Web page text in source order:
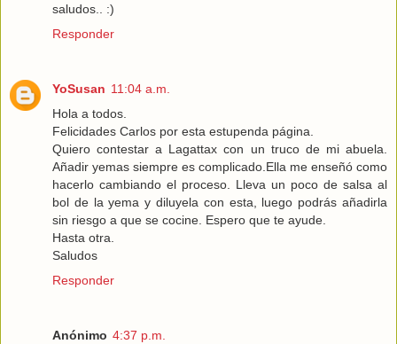
saludos.. :)
Responder
YoSusan 11:04 a.m.
Hola a todos.
Felicidades Carlos por esta estupenda página.
Quiero contestar a Lagattax con un truco de mi abuela.
Añadir yemas siempre es complicado.Ella me enseñó como
hacerlo cambiando el proceso. Lleva un poco de salsa al
bol de la yema y diluyela con esta, luego podrás añadirla
sin riesgo a que se cocine. Espero que te ayude.
Hasta otra.
Saludos
Responder
Anónimo 4:37 p.m.